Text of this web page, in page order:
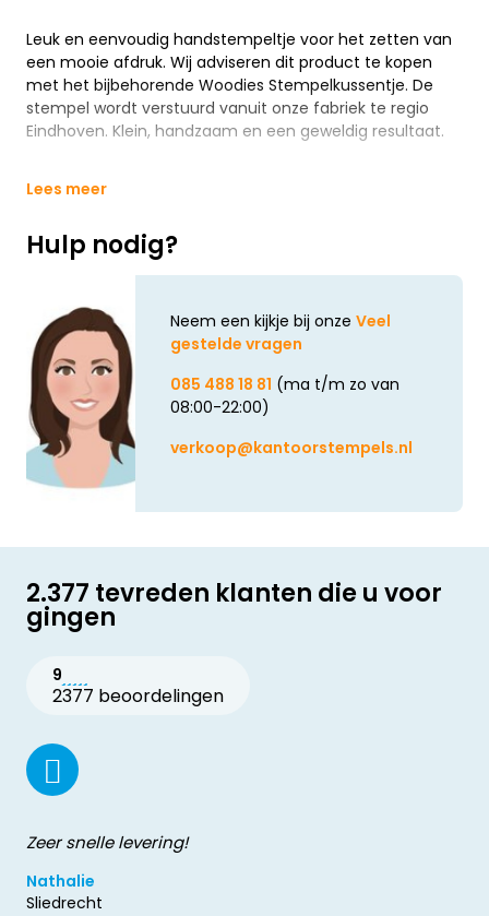
Leuk en eenvoudig handstempeltje voor het zetten van
een mooie afdruk. Wij adviseren dit product te kopen
met het bijbehorende Woodies Stempelkussentje. De
stempel wordt verstuurd vanuit onze fabriek te regio
Eindhoven. Klein, handzaam en een geweldig resultaat.
Lees meer
Hulp nodig?
Neem een kijkje bij onze Veel
gestelde vragen
085 488 18 81 (ma t/m zo van
08:00-22:00)
verkoop@kantoorstempels.nl
2.377 tevreden klanten die u voor
gingen
9
2377 beoordelingen
Zeer snelle levering!
Nathalie
Sliedrecht